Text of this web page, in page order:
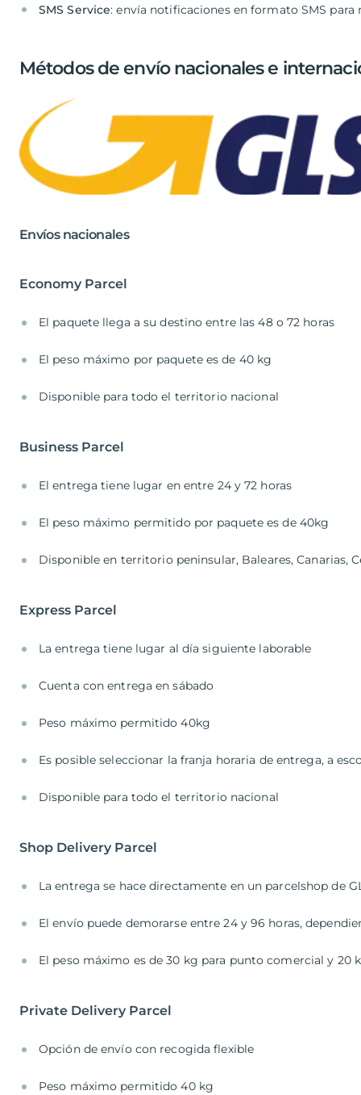
SMS Service: envía notificaciones en formato SMS
Métodos de envío nacionales e
Envíos nacionales
Economy Parcel
El paquete llega a su destino entre las 48 o 72 horas
El peso máximo por paquete es de 40 kg
Disponible para todo el territorio nacional
Business Parcel
El entrega tiene lugar en entre 24 y 72 horas
El peso máximo permitido por paquete es de 40kg
Disponible en territorio peninsular, Baleares, Canarias,
Express Parcel
La entrega tiene lugar al día siguiente laborable
Cuenta con entrega en sábado
Peso máximo permitido 40kg
Es posible seleccionar la franja horaria de entrega, a
Disponible para todo el territorio nacional
Shop Delivery Parcel
La entrega se hace directamente en un parcelshop de
El envío puede demorarse entre 24 y 96 horas,
El peso máximo es de 30 kg para punto comercial y 20
Private Delivery Parcel
Opción de envío con recogida flexible
Peso máximo permitido 40 kg